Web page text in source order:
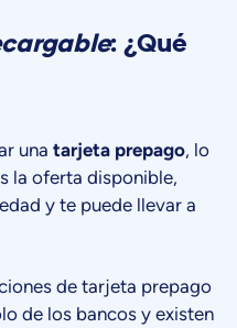
: ¿Qué
una tarjeta prepago, lo
la oferta disponible,
y te puede llevar a
de tarjeta prepago
de los bancos y existen